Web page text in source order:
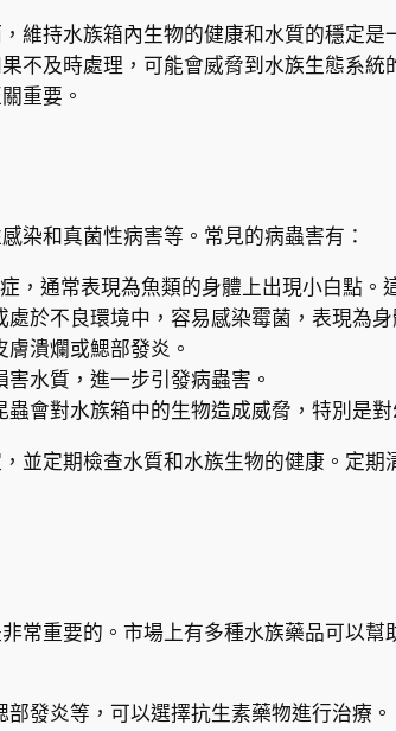
維持水族箱內生物的健康和水質的穩定
不及時處理，可能會威脅到水族生態系
重要。
染和真菌性病害等。常見的病蟲害有：
，通常表現為魚類的身體上出現小白點。
處於不良環境中，容易感染霉菌，表現為
膚潰爛或鰓部發炎。
水質，進一步引發病蟲害。
蟲會對水族箱中的生物造成威脅，特別是對
並定期檢查水質和水族生物的健康。定
常重要的。市場上有多種水族藥品可以
部發炎等，可以選擇抗生素藥物進行治療。